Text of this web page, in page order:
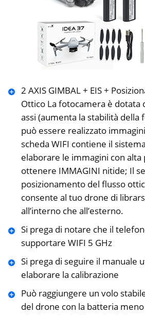
2 AXIS GIMBAL + EIS +
Ottico La fotocamera è dotata
assi (aumenta la stabilità della
può essere realizzato
scheda WIFI contiene il
elaborare le immagini con
ottenere IMMAGINI nitide; Il
posizionamento del flusso
consente al tuo drone di
all’interno che all’esterno.
Si prega di notare che il
supportare WIFI 5 GHz
Si prega di seguire il manuale
elaborare la calibrazione
Può raggiungere un volo
del drone con la batteria